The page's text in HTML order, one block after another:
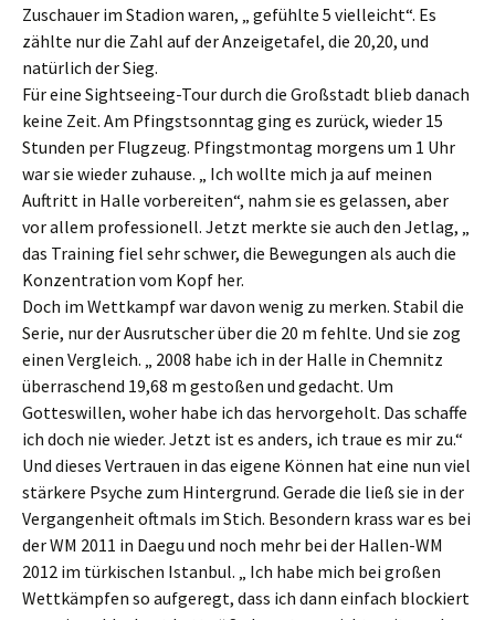
Zuschauer im Stadion waren, „ gefühlte 5 vielleicht“. Es
zählte nur die Zahl auf der Anzeigetafel, die 20,20, und
natürlich der Sieg.
Für eine Sightseeing-Tour durch die Großstadt blieb danach
keine Zeit. Am Pfingstsonntag ging es zurück, wieder 15
Stunden per Flugzeug. Pfingstmontag morgens um 1 Uhr
war sie wieder zuhause. „ Ich wollte mich ja auf meinen
Auftritt in Halle vorbereiten“, nahm sie es gelassen, aber
vor allem professionell. Jetzt merkte sie auch den Jetlag, „
das Training fiel sehr schwer, die Bewegungen als auch die
Konzentration vom Kopf her.
Doch im Wettkampf war davon wenig zu merken. Stabil die
Serie, nur der Ausrutscher über die 20 m fehlte. Und sie zog
einen Vergleich. „ 2008 habe ich in der Halle in Chemnitz
überraschend 19,68 m gestoßen und gedacht. Um
Gotteswillen, woher habe ich das hervorgeholt. Das schaffe
ich doch nie wieder. Jetzt ist es anders, ich traue es mir zu.“
Und dieses Vertrauen in das eigene Können hat eine nun viel
stärkere Psyche zum Hintergrund. Gerade die ließ sie in der
Vergangenheit oftmals im Stich. Besondern krass war es bei
der WM 2011 in Daegu und noch mehr bei der Hallen-WM
2012 im türkischen Istanbul. „ Ich habe mich bei großen
Wettkämpfen so aufgeregt, dass ich dann einfach blockiert